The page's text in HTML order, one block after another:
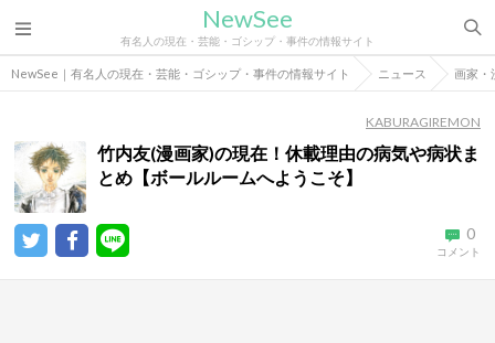
NewSee
有名人の現在・芸能・ゴシップ・事件の情報サイト
NewSee｜有名人の現在・芸能・ゴシップ・事件の情報サイト ニュース 画家・
KABURAGIREMON
竹内友(漫画家)の現在！休載理由の病気や病状ま
とめ【ボールルームへようこそ】
0
コメント